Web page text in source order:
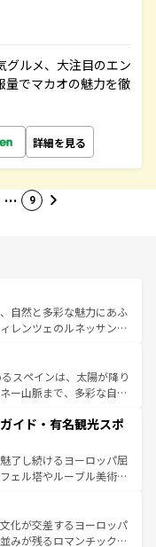
グルメ、大注目のエン
量でマカオの魅力を徹
詳細を見る
… 9
自然と多彩な魅力にあふ
レンツェのルネッサンス
景やアマルフィ海岸の絶
観光の合間には、本場の
ア料理を堪能することも
れない旅をしてみよう！
スペインは、太陽が降り
ー山脈まで、多彩な自然
なフラメンコ、熱気あふ
が生活の一部となってい
雰囲気や、バルセロナの
は古代ローマ遺跡や中世
異なるスペインはその個
人を魅了する。 なお、新着のスペイン情報は コ
イド・有名観光スポ
了し続けるヨーロッパ屈
ェル塔やルーブル美術館
華麗な宮殿、歴史的な大
な自然が、訪れる者を心
美食の国としても知ら
化が交差するヨーロッパ
みが残るロマンチック街